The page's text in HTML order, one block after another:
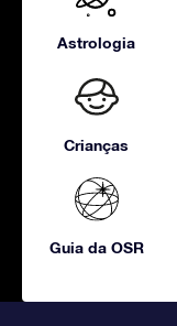
Astrologia
Crianças
Guia da OSR